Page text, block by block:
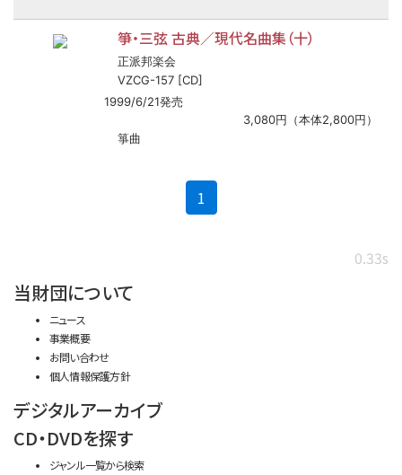
箏・三弦 古典／現代名曲集（十）
正派邦楽会
VZCG-157 [CD]
1999/6/21発売
3,080円（本体2,800円）
箏曲
1
0.33s
当財団について
ニュース
事業概要
お問い合わせ
個人情報保護方針
デジタルアーカイブ
CD・DVDを探す
ジャンル一覧から検索